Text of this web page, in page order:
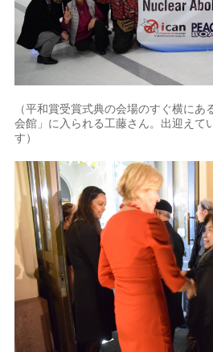
（平和賞受賞式典の会場のすぐ横に
会館」に入られる工藤さん。出迎えて
す）